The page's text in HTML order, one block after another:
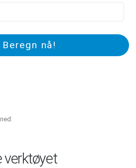
Beregn nå!
verktøyet